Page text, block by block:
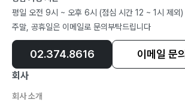
평일 오전 9시 ~ 오후 6시 (점심 시간 12 ~ 1시 제외)
주말, 공휴일은 이메일로 문의부탁드립니다
02.374.8616 이메일 문의
회사
회사 소개